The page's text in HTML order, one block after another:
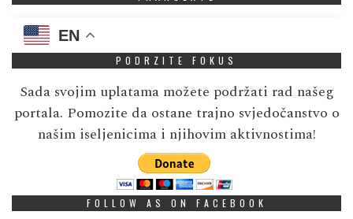
EN
PODRZITE FOKUS
Sada svojim uplatama možete podržati rad našeg
portala. Pomozite da ostane trajno svjedočanstvo o
našim iseljenicima i njihovim aktivnostima!
FOLLOW AS ON FACEBOOK